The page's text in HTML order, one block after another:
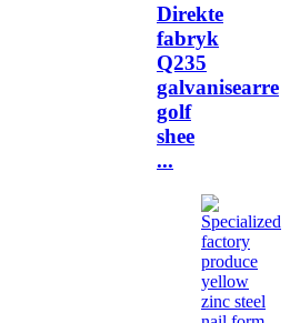
Direkte
fabryk
Q235
galvanisearre
golf
shee
...